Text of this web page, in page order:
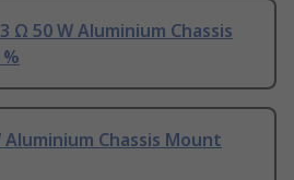
Ω 50 W Aluminium Chassis
Chassis Mount